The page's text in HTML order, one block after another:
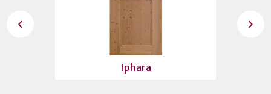
Iphara